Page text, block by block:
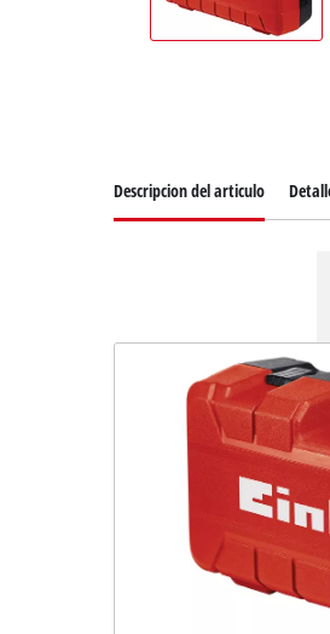
Descripcion del articulo